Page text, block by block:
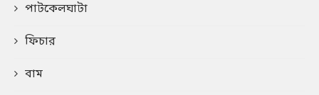
পাটকেলঘাটা
ফিচার
বাম